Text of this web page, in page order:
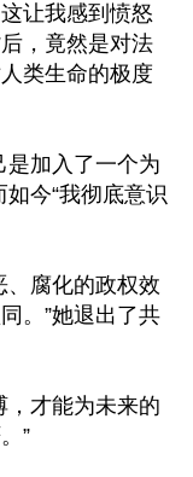
让我感到愤怒
，竟然是对法
类生命的极度
是加入了一个为
今“我彻底意识
、腐化的政权效
。”她退出了共
，才能为未来的
”